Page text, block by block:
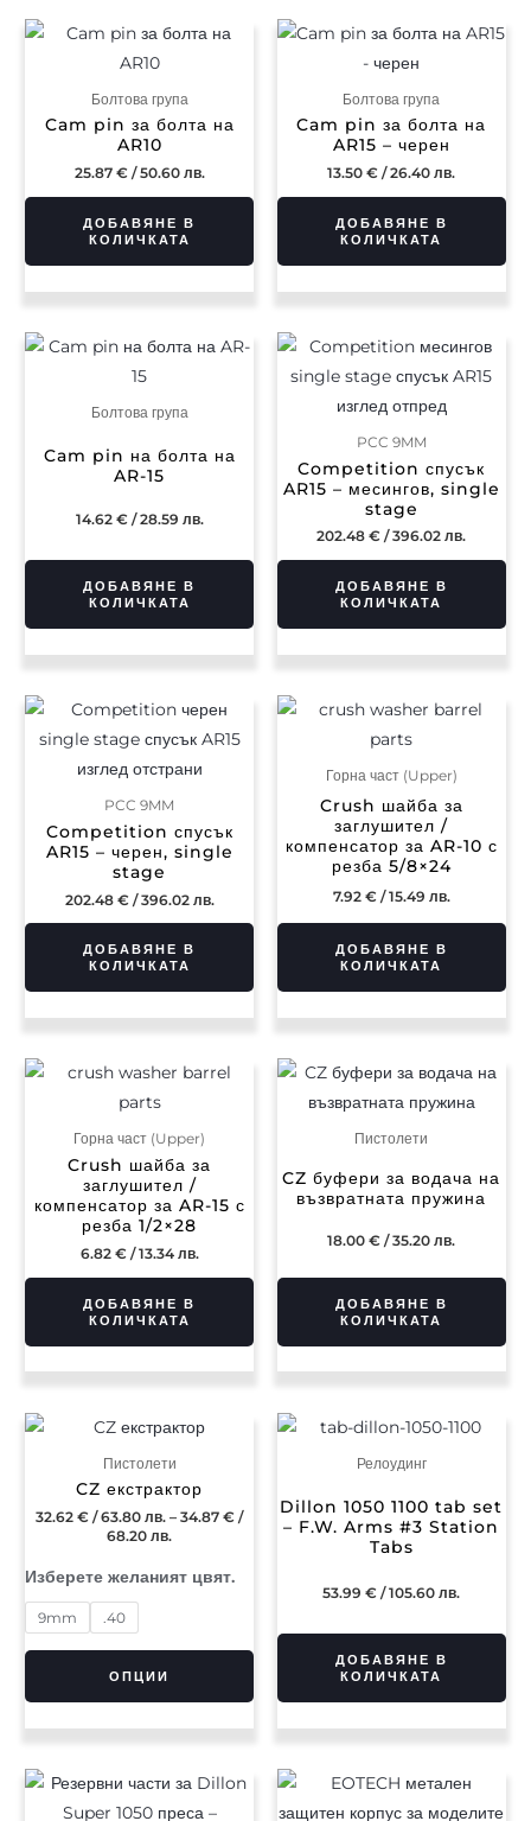
Болтова група
Cam pin за болта на
AR10
25.87 €/ 50.60 лв.
ДОБАВЯНЕ В
КОЛИЧКАТА
Болтова група
Cam pin за болта на
AR15 – черен
13.50€ / 26.40 лв.
ДОБАВЯНЕ В
КОЛИЧКАТА
Болтова група
Cam pin на болта на
AR-15
14.62 €/ 28.59 лв.
ДОБАВЯНЕ В
КОЛИЧКАТА
PCC 9MM
Competition спусък
AR15 – месингов, single
stage
202.48€ / 396.02 лв.
ДОБАВЯНЕ В
КОЛИЧКАТА
PCC 9MM
Competition спусък
AR15 – черен, single
stage
202.48 €/ 396.02 лв.
ДОБАВЯНЕ В
КОЛИЧКАТА
Горна част (Upper)
Crush шайба за
заглушител /
компенсатор за AR-10 с
резба 5/8×24
7.92 €/ 15.49 лв.
ДОБАВЯНЕ В
КОЛИЧКАТА
Горна част (Upper)
Crush шайба за
заглушител /
компенсатор за AR-15 с
резба 1/2×28
6.82 €/ 13.34 лв.
ДОБАВЯНЕ В
КОЛИЧКАТА
Пистолети
CZ буфери за водача на
възвратната пружина
18.00€ / 35.20 лв.
ДОБАВЯНЕ В
КОЛИЧКАТА
Пистолети
CZ екстрактор
32.62€ / 63.80 лв.– 34.87€ /
68.20 лв.
range:
32.62 €
63.80 лв.
through
68.20 лв.
9mm .40
ОПЦИИ
This
multiple
The
options
may
product
page
Релоудинг
Dillon 1050 1100 tab set
– F.W. Arms #3 Station
Tabs
53.99€ / 105.60 лв.
ДОБАВЯНЕ В
КОЛИЧКАТА